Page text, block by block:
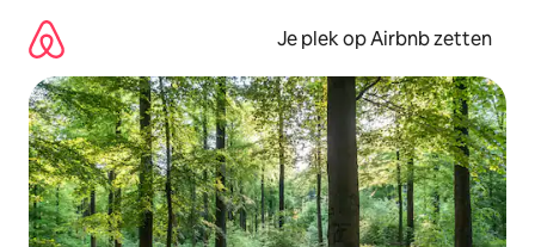
direct
naar
inhoud
Je plek op Airbnb zetten